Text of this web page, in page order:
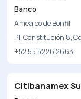
Banco
Amealco de Bonfil
Pl. Constitución 8,
+52 55 5226 2663
Citibanamex